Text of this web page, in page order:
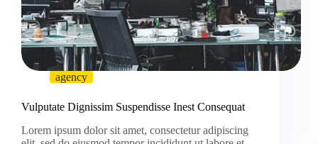
agency
Vulputate Dignissim Suspendisse Inest Consequat
Lorem ipsum dolor sit amet, consectetur adipiscing